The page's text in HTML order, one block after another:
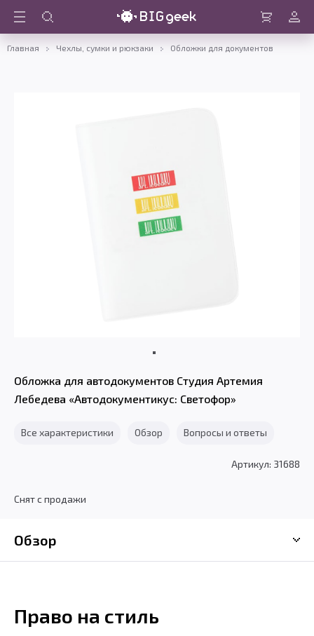
Войти
Главная Чехлы, сумки и рюкзаки Обложки для документов
Обложка для автодокументов Студия Артемия
Лебедева «Автодокументикус: Светофор»
Все характеристики Обзор Вопросы и ответы
Артикул: 31688
Снят с продажи
Обзор
Право на стиль